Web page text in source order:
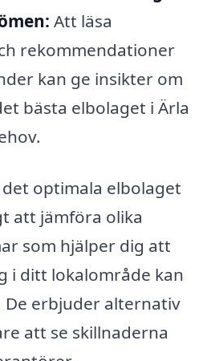
Att läsa
rekommendationer
kan ge insikter om
bästa elbolaget i Ärla
optimala elbolaget
att jämföra olika
som hjälper dig att
i ditt lokalområde kan
erbjuder alternativ
att se skillnaderna